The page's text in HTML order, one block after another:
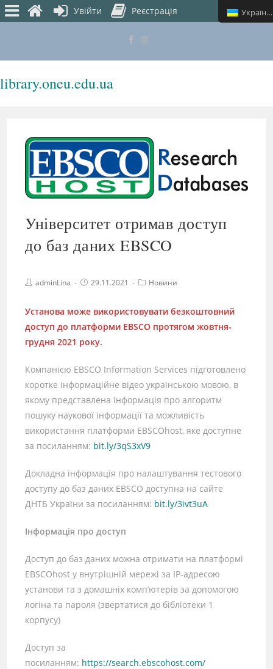
library.oneu.edu.ua
Університет отримав доступ
до баз даних EBSCO
adminLina 29.11.2021 Новини
Установа може використовувати безкоштовний
доступ до платформи EBSCO протягом жовтня-
грудня 2021 року.
Компанією EBSCO Information Services підготовлено
коротке інформаційне відео українською мовою, в
якому представлена інформація про алгоритм
пошуку наукової інформації та можливість
використання платформи EBSCOhost, яке доступне
за посиланням: bit.ly/3qS3xV9
Докладна інформація про налаштування тестового
доступу до баз даних EBSCO доступна на сайте
ДНТБ України за посиланням: bit.ly/3ivt3uA
Інформація про доступ
Доступ до баз даних можна отримати на платформі
EBSCOhost у внутрішній мережі за IP-адресою
установи та з домашніх комп’ютерів за допомогою
логіна та пароля (звертатися до бібліотеки 1
корпусу)
Доступ за
посиланням: https://search.ebscohost.com/
Увійти Реєстрація Українська